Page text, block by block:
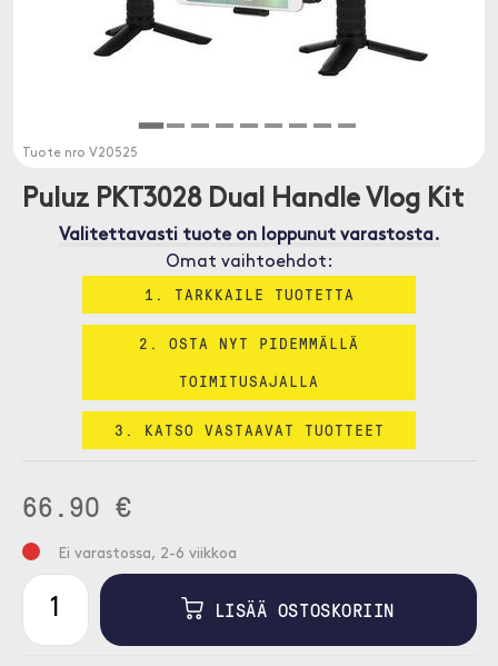
Tuote nro V20525
Puluz PKT3028 Dual Handle Vlog Kit
Valitettavasti tuote on loppunut varastosta.
Omat vaihtoehdot:
1. TARKKAILE TUOTETTA
2. OSTA NYT PIDEMMÄLLÄ
TOIMITUSAJALLA
3. KATSO VASTAAVAT TUOTTEET
66.90 €
Ei varastossa, 2-6 viikkoa
LISÄÄ OSTOSKORIIN